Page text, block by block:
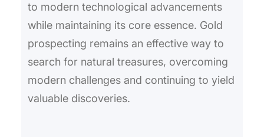
to modern technological advancements
while maintaining its core essence. Gold
prospecting remains an effective way to
search for natural treasures, overcoming
modern challenges and continuing to yield
valuable discoveries.